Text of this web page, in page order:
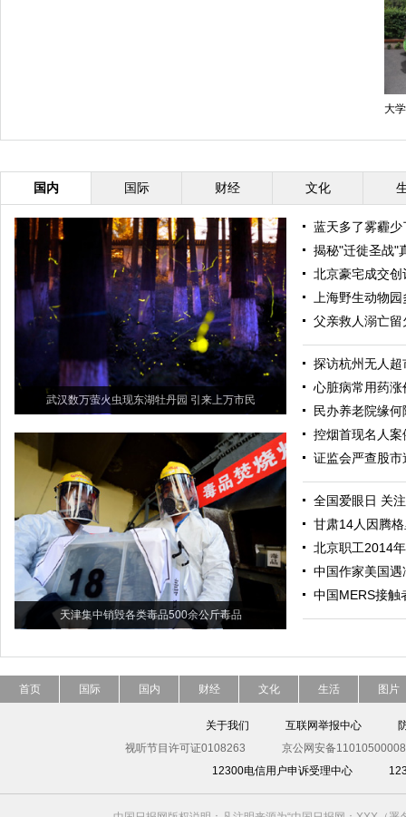
大
国内 国际 财经 文化
武汉数万萤火虫现东湖牡丹园 引来上万市民
天津集中销毁各类毒品500余公斤毒品
蓝天多了雾霾
揭秘"迁徙圣战"
北京豪宅成交
上海野生动物
父亲救人溺亡
探访杭州无人
心脏病常用药
民办养老院缘
控烟首现名人
证监会严查股
全国爱眼日 关
甘肃14人因腾
北京职工2014
中国作家美国遇
中国MERS接触
首页 国际 国内 财经 文化 生活 图片
关于我们 互联网举报中心
视听节目许可证0108263
京公网安备
12300电信用户申诉受理中心